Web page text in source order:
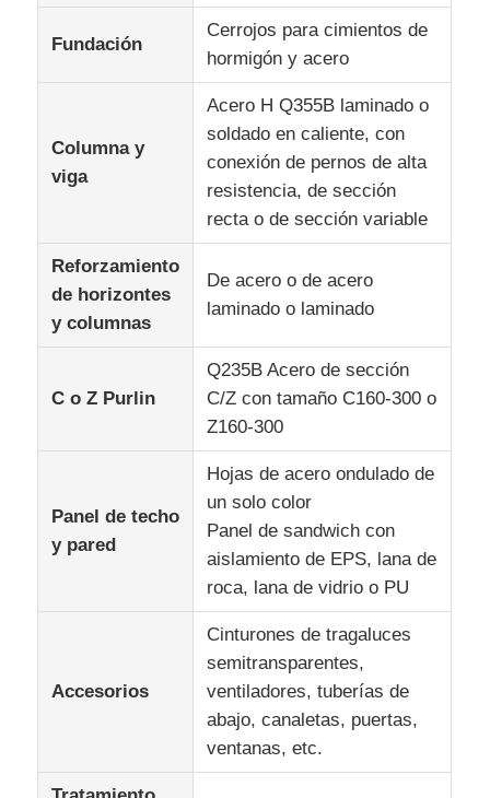
Fundación
Cerrojos para cimientos de
hormigón y acero
Columna y
viga
Acero H Q355B laminado o
soldado en caliente, con
conexión de pernos de alta
resistencia, de sección
recta o de sección variable
Reforzamiento
de horizontes
y columnas
De acero o de acero
laminado o laminado
C o Z Purlin
Q235B Acero de sección
C/Z con tamaño C160-300 o
Z160-300
Panel de techo
y pared
Hojas de acero ondulado de
un solo color
Panel de sandwich con
aislamiento de EPS, lana de
roca, lana de vidrio o PU
Accesorios
Cinturones de tragaluces
semitransparentes,
ventiladores, tuberías de
abajo, canaletas, puertas,
ventanas, etc.